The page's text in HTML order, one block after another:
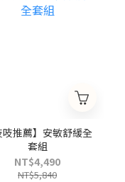
吱推薦】安敏舒緩全
套組
NT$4,490
NT$5,840